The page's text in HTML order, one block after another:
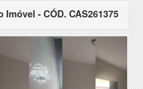
Imóvel - CÓD. CAS261375